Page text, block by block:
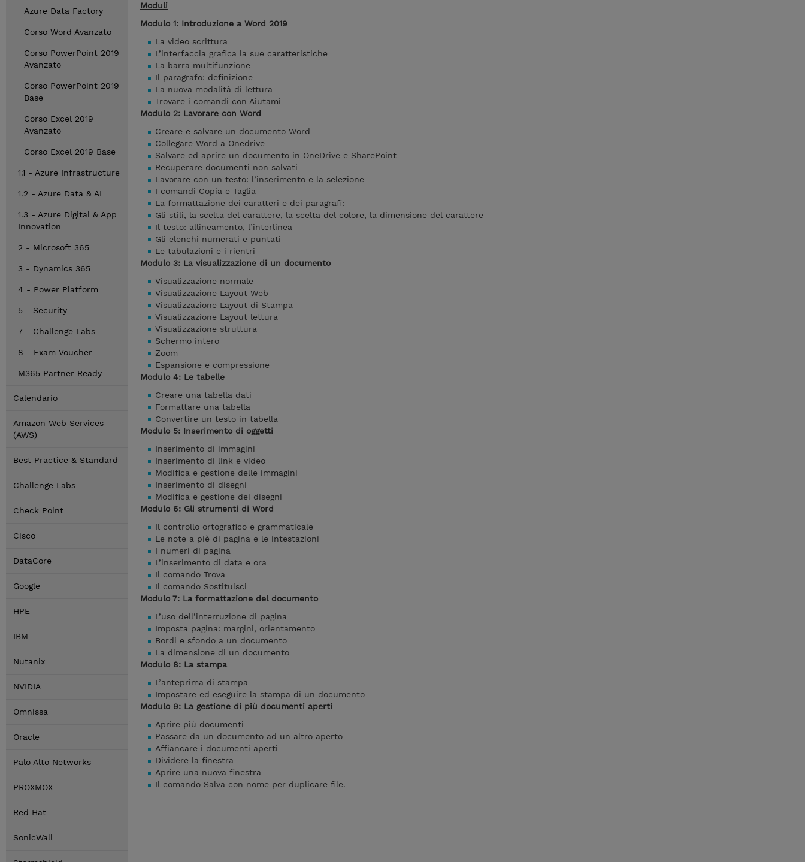
Azure Data Factory
Corso Word Avanzato
Corso PowerPoint 2019
Avanzato
Corso PowerPoint 2019
Base
Corso Excel 2019
Avanzato
Corso Excel 2019 Base
1.1 - Azure Infrastructure
1.2 - Azure Data & AI
1.3 - Azure Digital & App
Innovation
2 - Microsoft 365
3 - Dynamics 365
4 - Power Platform
5 - Security
7 - Challenge Labs
8 - Exam Voucher
M365 Partner Ready
Calendario
Amazon Web Services
(AWS)
Best Practice & Standard
Challenge Labs
Check Point
Cisco
DataCore
Google
HPE
IBM
Nutanix
NVIDIA
Omnissa
Oracle
Palo Alto Networks
PROXMOX
Red Hat
SonicWall
Moduli
Modulo 1: Introduzione a Word 2019
La video scrittura
L’interfaccia grafica la sue caratteristiche
La barra multifunzione
Il paragrafo: definizione
La nuova modalità di lettura
Trovare i comandi con Aiutami
Modulo 2: Lavorare con Word
Creare e salvare un documento Word
Collegare Word a Onedrive
Salvare ed aprire un documento in OneDrive e SharePoint
Recuperare documenti non salvati
Lavorare con un testo: l’inserimento e la selezione
I comandi Copia e Taglia
La formattazione dei caratteri e dei paragrafi:
Gli stili, la scelta del carattere, la scelta del colore, la dimensione del carattere
Il testo: allineamento, l’interlinea
Gli elenchi numerati e puntati
Le tabulazioni e i rientri
Modulo 3: La visualizzazione di un documento
Visualizzazione normale
Visualizzazione Layout Web
Visualizzazione Layout di Stampa
Visualizzazione Layout lettura
Visualizzazione struttura
Schermo intero
Zoom
Espansione e compressione
Modulo 4: Le tabelle
Creare una tabella dati
Formattare una tabella
Convertire un testo in tabella
Modulo 5: Inserimento di oggetti
Inserimento di immagini
Inserimento di link e video
Modifica e gestione delle immagini
Inserimento di disegni
Modifica e gestione dei disegni
Modulo 6: Gli strumenti di Word
Il controllo ortografico e grammaticale
Le note a piè di pagina e le intestazioni
I numeri di pagina
L’inserimento di data e ora
Il comando Trova
Il comando Sostituisci
Modulo 7: La formattazione del documento
L’uso dell’interruzione di pagina
Imposta pagina: margini, orientamento
Bordi e sfondo a un documento
La dimensione di un documento
Modulo 8: La stampa
L’anteprima di stampa
Impostare ed eseguire la stampa di un documento
Modulo 9: La gestione di più documenti aperti
Aprire più documenti
Passare da un documento ad un altro aperto
Affiancare i documenti aperti
Dividere la finestra
Aprire una nuova finestra
Il comando Salva con nome per duplicare file.